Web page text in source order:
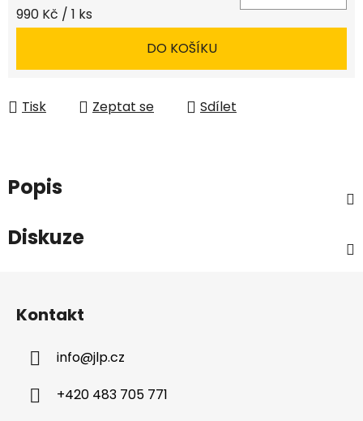
Měrná cena:
990 Kč / 1 ks
DO KOŠÍKU
Tisk Zeptat se Sdílet
Popis
Diskuze
Kontakt
info@jlp.cz
+420 483 705 771